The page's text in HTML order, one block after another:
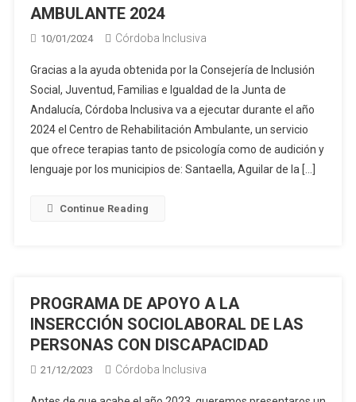
AMBULANTE 2024
10/01/2024 Córdoba Inclusiva
Gracias a la ayuda obtenida por la Consejería de Inclusión
Social, Juventud, Familias e Igualdad de la Junta de
Andalucía, Córdoba Inclusiva va a ejecutar durante el año
2024 el Centro de Rehabilitación Ambulante, un servicio
que ofrece terapias tanto de psicología como de audición y
lenguaje por los municipios de: Santaella, Aguilar de la […]
Continue Reading
PROGRAMA DE APOYO A LA
INSERCCIÓN SOCIOLABORAL DE LAS
PERSONAS CON DISCAPACIDAD
21/12/2023 Córdoba Inclusiva